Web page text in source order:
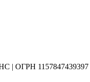
| ОГРН 1157847439397